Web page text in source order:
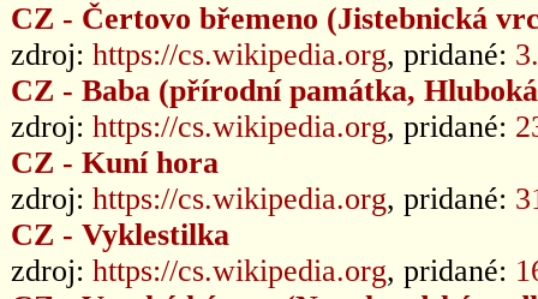
CZ - Čertovo břemeno (Jistebnická
zdroj: https://cs.wikipedia.org, pridané:
CZ - Baba (přírodní památka,
zdroj: https://cs.wikipedia.org, pridané:
CZ - Kuní hora
zdroj: https://cs.wikipedia.org, pridané:
CZ - Vyklestilka
zdroj: https://cs.wikipedia.org, pridané: